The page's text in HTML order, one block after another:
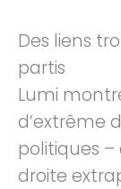
Des liens
partis
Lumi
d’extrême
politiques –
droite